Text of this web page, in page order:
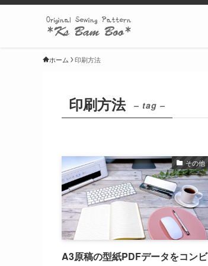
ホーム 印刷方法
印刷方法 – tag –
その他
A3原稿の型紙PDFデータをコンビ